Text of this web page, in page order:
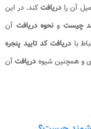
دریافتکند. در این
چیست ونحوه دریافت آن
با دریافت کد تایید پنجره
و همچنین شیوه دریافتآن